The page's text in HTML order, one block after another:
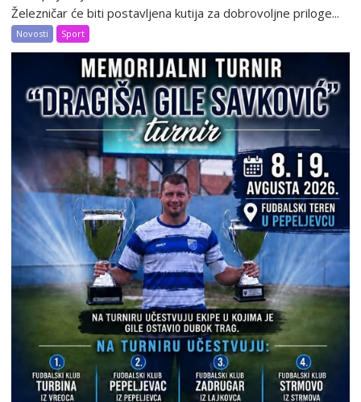
Železničar će biti postavljena kutija za dobrovoljne priloge...
Novosti Sport